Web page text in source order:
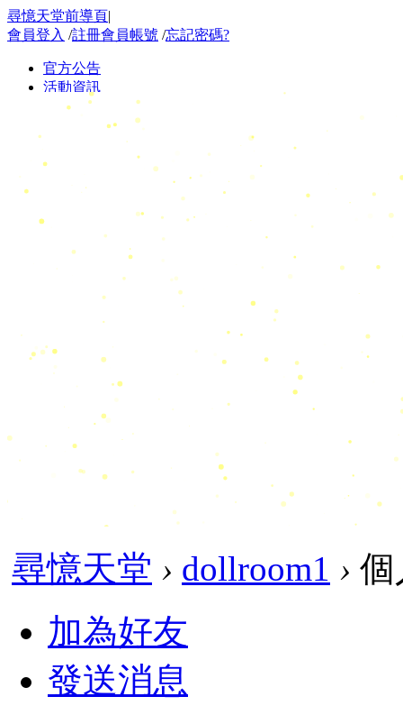
尋憶天堂前導頁|
會員登入 /註冊會員帳號 /忘記密碼?
尋憶天堂 › dollroom1 › 個
加為好友
發送消息